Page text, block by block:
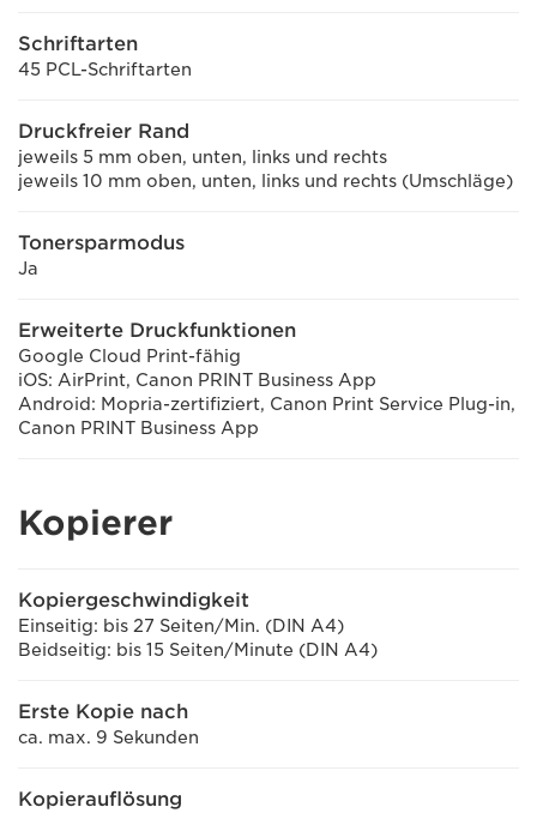
Schriftarten
45 PCL-Schriftarten
Druckfreier Rand
jeweils 5 mm oben, unten, links und rechts
jeweils 10 mm oben, unten, links und rechts (Umschläge)
Tonersparmodus
Ja
Erweiterte Druckfunktionen
Google Cloud Print-fähig
iOS: AirPrint, Canon PRINT Business App
Android: Mopria-zertifiziert, Canon Print Service Plug-in,
Canon PRINT Business App
Kopierer
Kopiergeschwindigkeit
Einseitig: bis 27 Seiten/Min. (DIN A4)
Beidseitig: bis 15 Seiten/Minute (DIN A4)
Erste Kopie nach
ca. max. 9 Sekunden
Kopierauflösung